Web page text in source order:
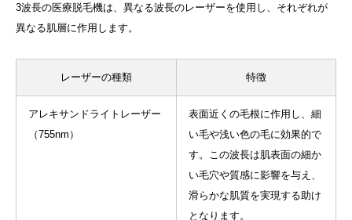
3波長の医療脱毛機は、異なる波長のレーザーを使用し、それぞれが
異なる肌層に作用します。
レーザーの種類 特徴
アレキサンドライトレーザー
（755nm）
表面近くの毛根に作用し、細
い毛や浅い色の毛に効果的で
す。この波長は肌表面の細か
い毛穴や質感に影響を与え、
滑らかな肌質を実現する助け
となります。